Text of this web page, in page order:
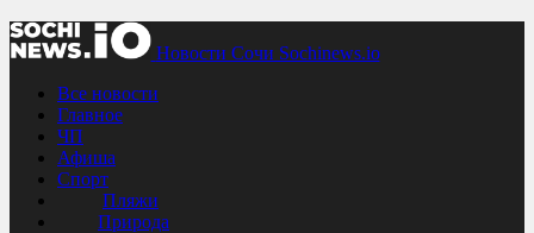
Новости Сочи Sochinews.io
Все новости
Главное
ЧП
Афиша
Спорт
Пляжи
Природа